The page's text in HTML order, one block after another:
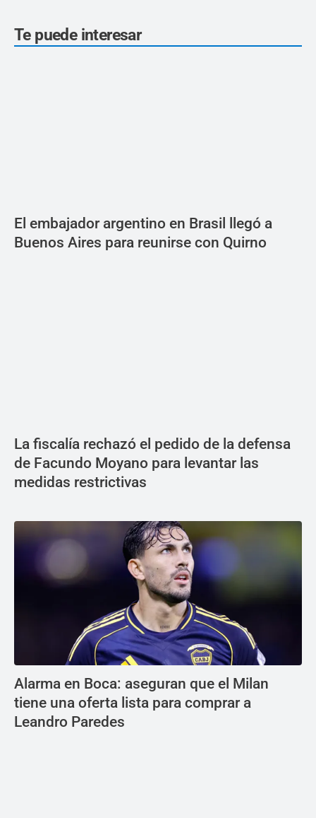
Te puede interesar
El embajador argentino en Brasil llegó a
Buenos Aires para reunirse con Quirno
La fiscalía rechazó el pedido de la defensa
de Facundo Moyano para levantar las
medidas restrictivas
Alarma en Boca: aseguran que el Milan
tiene una oferta lista para comprar a
Leandro Paredes